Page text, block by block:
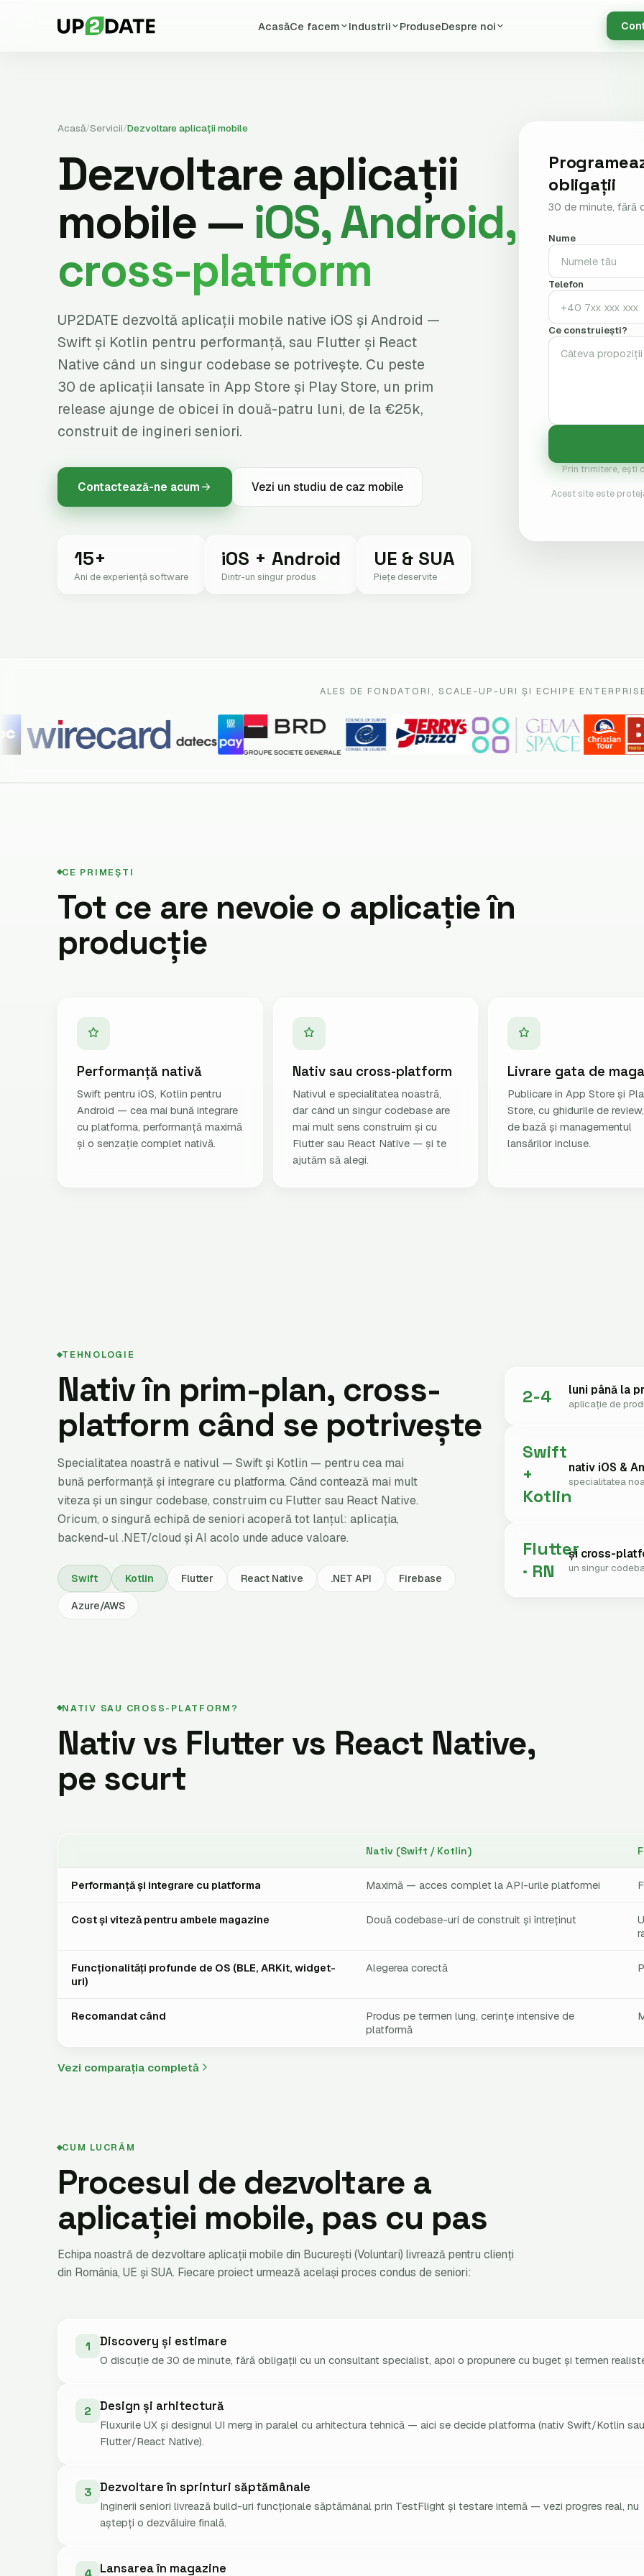
AcasăCe facem Industrii ProduseDespre noi
Acasă/Servicii/Dezvoltare aplicații mobile
Dezvoltare aplicații
mobile — iOS, Android,
cross-platform
UP2DATE dezvoltă aplicații mobile native iOS și Android —
Swift și Kotlin pentru performanță, sau Flutter și React
Native când un singur codebase se potrivește. Cu peste
30 de aplicații lansate în App Store și Play Store, un prim
release ajunge de obicei în două-patru luni, de la €25k,
construit de ingineri seniori.
Contactează-ne acum Vezi un studiu de caz mobile
15+
Ani de experiență software
iOS + Android
Dintr-un singur produs
UE & SUA
Piețe deservite
obligații
30 de minute, fără
Nume
Telefon
Ce construiești?
Prin trimitere, ești
Acest site este
ALES DE FONDATORI, SCALE-UP-URI ȘI ECHIPE
CE PRIMEȘTI
Tot ce are nevoie o aplicație în
producție
Performanță nativă
Swift pentru iOS, Kotlin pentru
Android — cea mai bună integrare
cu platforma, performanță maximă
și o senzație complet nativă.
Nativ sau cross-platform
Nativul e specialitatea noastră,
dar când un singur codebase are
mai mult sens construim și cu
Flutter sau React Native — și te
ajutăm să alegi.
Livrare gata de
Publicare în App Store și
Store, cu ghidurile de
de bază și managementul
lansărilor incluse.
TEHNOLOGIE
Nativ în prim-plan, cross-
platform când se potrivește
Specialitatea noastră e nativul — Swift și Kotlin — pentru cea mai
bună performanță și integrare cu platforma. Când contează mai mult
viteza și un singur codebase, construim cu Flutter sau React Native.
Oricum, o singură echipă de seniori acoperă tot lanțul: aplicația,
backend-ul .NET/cloud și AI acolo unde aduce valoare.
Swift Kotlin Flutter React Native .NET API Firebase
Azure/AWS
2-4 luni până la
aplicație de
Swift
+
Kotlin
nativ iOS &
specialitatea
Flutter
· RN
și cross-
un singur
NATIV SAU CROSS-PLATFORM?
Nativ vs Flutter vs React Native,
pe scurt
Nativ (Swift / Kotlin)
Performanță și integrare cu platforma Maximă — acces complet la API-urile platformei
Cost și viteză pentru ambele magazine Două codebase-uri de construit și întreținut
Funcționalități profunde de OS (BLE, ARKit, widget-
uri)
Alegerea corectă
Recomandat când
Produs pe termen lung, cerințe intensive de
platformă
Vezi comparația completă
CUM LUCRĂM
Procesul de dezvoltare a
aplicației mobile, pas cu pas
Echipa noastră de dezvoltare aplicații mobile din București (Voluntari) livrează pentru clienți
din România, UE și SUA. Fiecare proiect urmează același proces condus de seniori:
1 Discovery și estimare
O discuție de 30 de minute, fără obligații cu un consultant specialist, apoi o propunere cu buget și termen
2 Design și arhitectură
Fluxurile UX și designul UI merg în paralel cu arhitectura tehnică — aici se decide platforma (nativ Swift/Kotlin sau
Flutter/React Native).
3 Dezvoltare în sprinturi săptămânale
Inginerii seniori livrează build-uri funcționale săptămânal prin TestFlight și testare internă — vezi progres real, nu
aștepți o dezvăluire finală.
Lansarea în magazine